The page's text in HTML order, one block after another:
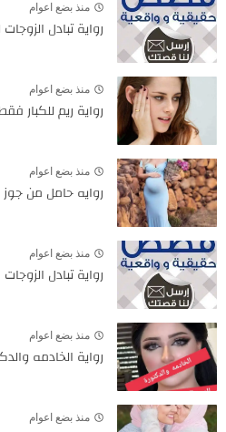
منذ بضع اعوام
رواية تبادل
منذ بضع اعوام
رواية ريم للكبار
منذ بضع اعوام
روايه حامل من جوز
منذ بضع اعوام
رواية تبادل
منذ بضع اعوام
رواية الخادمه
منذ بضع اعوام